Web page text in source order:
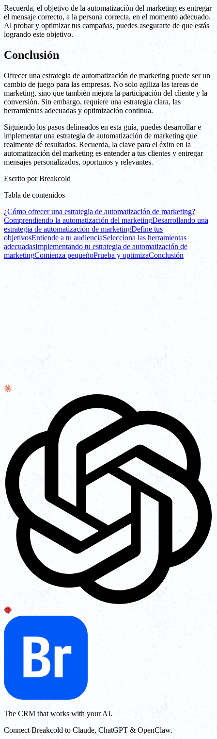
Recuerda, el objetivo de la automatización del marketing es entregar
el mensaje correcto, a la persona correcta, en el momento adecuado.
Al probar y optimizar tus campañas, puedes asegurarte de que estás
logrando este objetivo.
Conclusión
Ofrecer una estrategia de automatización de marketing puede ser un
cambio de juego para las empresas. No solo agiliza las tareas de
marketing, sino que también mejora la participación del cliente y la
conversión. Sin embargo, requiere una estrategia clara, las
herramientas adecuadas y optimización continua.
Siguiendo los pasos delineados en esta guía, puedes desarrollar e
implementar una estrategia de automatización de marketing que
realmente dé resultados. Recuerda, la clave para el éxito en la
automatización del marketing es entender a tus clientes y entregar
mensajes personalizados, oportunos y relevantes.
Escrito por Breakcold
Tabla de contenidos
¿Cómo ofrecer una estrategia de automatización de marketing?
Comprendiendo la automatización del marketingDesarrollando una
estrategia de automatización de marketingDefine tus
objetivosEntiende a tu audienciaSelecciona las herramientas
adecuadasImplementando tu estrategia de automatización de
marketingComienza pequeñoPrueba y optimizaConclusión
The CRM that works with your AI.
Connect Breakcold to Claude, ChatGPT & OpenClaw.